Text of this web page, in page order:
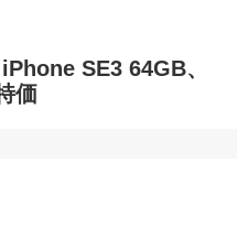
SE3 64GB、
価